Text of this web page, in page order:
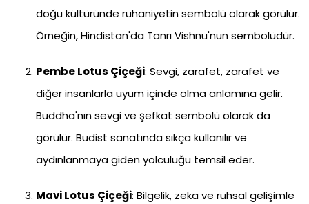
doğu kültüründe ruhaniyetin sembolü olarak görülür.
Örneğin, Hindistan'da Tanrı Vishnu'nun sembolüdür.
Pembe Lotus Çiçeği: Sevgi, zarafet, zarafet ve
diğer insanlarla uyum içinde olma anlamına gelir.
Buddha'nın sevgi ve şefkat sembolü olarak da
görülür. Budist sanatında sıkça kullanılır ve
aydınlanmaya giden yolculuğu temsil eder.
Mavi Lotus Çiçeği: Bilgelik, zeka ve ruhsal gelişimle